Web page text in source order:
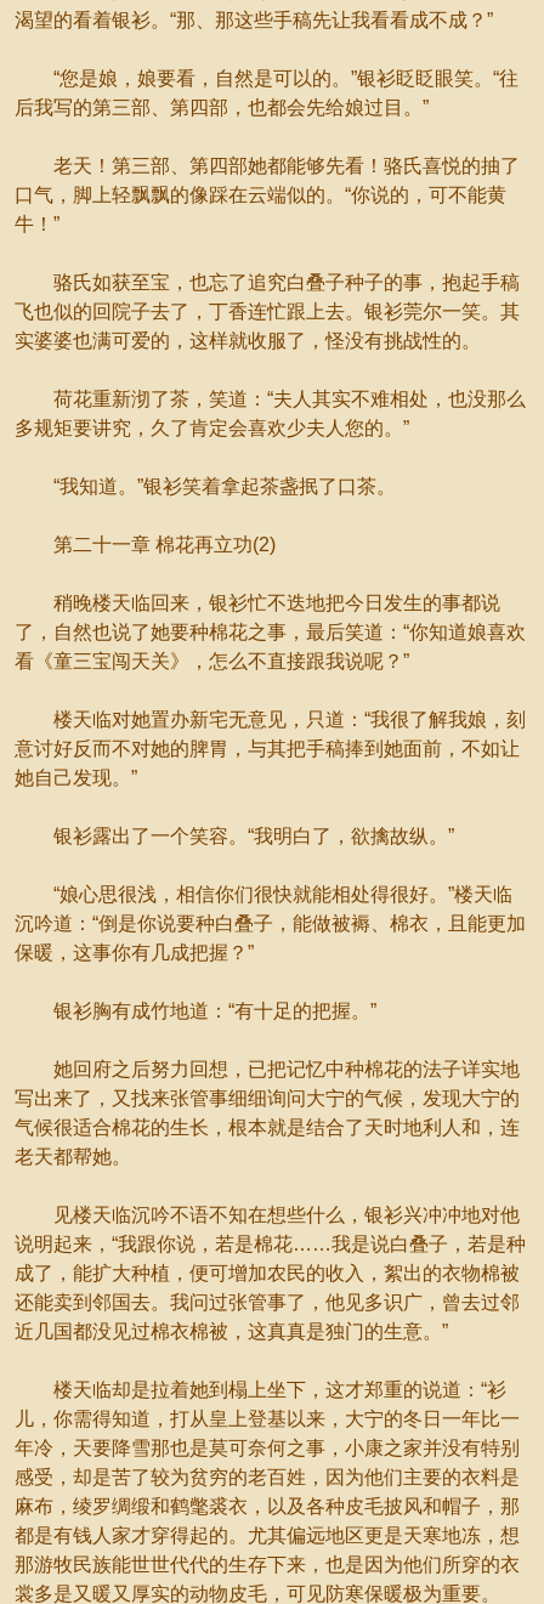
渴望的看着银衫。“那、那这些手稿先让我看看成不成？”
“您是娘，娘要看，自然是可以的。”银衫眨眨眼笑。“往
后我写的第三部、第四部，也都会先给娘过目。”
老天！第三部、第四部她都能够先看！骆氏喜悦的抽了
口气，脚上轻飘飘的像踩在云端似的。“你说的，可不能黄
牛！”
骆氏如获至宝，也忘了追究白叠子种子的事，抱起手稿
飞也似的回院子去了，丁香连忙跟上去。银衫莞尔一笑。其
实婆婆也满可爱的，这样就收服了，怪没有挑战性的。
荷花重新沏了茶，笑道：“夫人其实不难相处，也没那么
多规矩要讲究，久了肯定会喜欢少夫人您的。”
“我知道。”银衫笑着拿起茶盏抿了口茶。
第二十一章 棉花再立功(2)
稍晚楼天临回来，银衫忙不迭地把今日发生的事都说
了，自然也说了她要种棉花之事，最后笑道：“你知道娘喜欢
看《童三宝闯天关》，怎么不直接跟我说呢？”
楼天临对她置办新宅无意见，只道：“我很了解我娘，刻
意讨好反而不对她的脾胃，与其把手稿捧到她面前，不如让
她自己发现。”
银衫露出了一个笑容。“我明白了，欲擒故纵。”
“娘心思很浅，相信你们很快就能相处得很好。”楼天临
沉吟道：“倒是你说要种白叠子，能做被褥、棉衣，且能更加
保暖，这事你有几成把握？”
银衫胸有成竹地道：“有十足的把握。”
她回府之后努力回想，已把记忆中种棉花的法子详实地
写出来了，又找来张管事细细询问大宁的气候，发现大宁的
气候很适合棉花的生长，根本就是结合了天时地利人和，连
老天都帮她。
见楼天临沉吟不语不知在想些什么，银衫兴冲冲地对他
说明起来，“我跟你说，若是棉花……我是说白叠子，若是种
成了，能扩大种植，便可增加农民的收入，絮出的衣物棉被
还能卖到邻国去。我问过张管事了，他见多识广，曾去过邻
近几国都没见过棉衣棉被，这真真是独门的生意。”
楼天临却是拉着她到榻上坐下，这才郑重的说道：“衫
儿，你需得知道，打从皇上登基以来，大宁的冬日一年比一
年冷，天要降雪那也是莫可奈何之事，小康之家并没有特别
感受，却是苦了较为贫穷的老百姓，因为他们主要的衣料是
麻布，绫罗绸缎和鹤氅裘衣，以及各种皮毛披风和帽子，那
都是有钱人家才穿得起的。尤其偏远地区更是天寒地冻，想
那游牧民族能世世代代的生存下来，也是因为他们所穿的衣
裳多是又暖又厚实的动物皮毛，可见防寒保暖极为重要。